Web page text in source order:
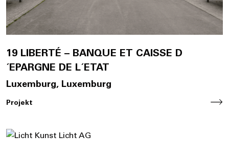
19 LIBERTÉ – BANQUE ET CAISSE D
´EPARGNE DE L´ETAT
Luxemburg, Luxemburg
Projekt